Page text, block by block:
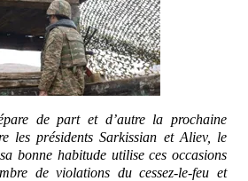
de part et d’autre la prochaine
les présidents Sarkissian et Aliev, le
bonne habitude utilise ces occasions
de violations du cessez-le-feu et